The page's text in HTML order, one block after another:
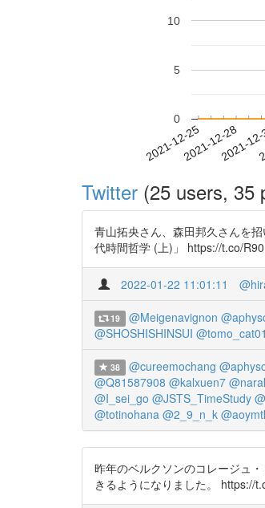
2021-12-252021-12-28
2021-
0
5
10
Twitter (25 users, 35
青山拓央さん、森田邦久さんを
代時間哲学 (上)」 https://t.co/
2022-01-22 11:01:11
19 @Meigenavignon
@SHOSHISHINSUI @tomo_cat01
38 @cureemochang
@Q81587908 @kalxuen7
@I_sei_go @JSTS_TimeStudy
@totinohana @2_9_n_k
昨年のベルクソンのコレージュ
きるようになりました。 https://